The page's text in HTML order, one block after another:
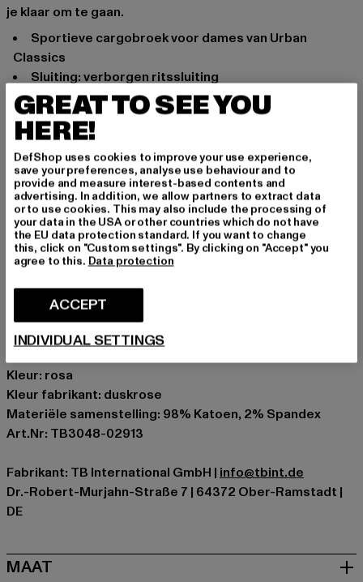
je klaar om te gaan.
Sportieve cargobroek voor dames van Urban
Classics
Sluiting: verborgen ritssluiting
Zijzakken
Afsluitbare achterzakken
Beenzakken met knoopsluiting bieden extra
opbergruimte
Beenvorm die smaller wordt
Elastische manchetten voorkomen vervelend
uitglijden
Robuust katoen zorgt voor langdurig comfort
Gelegenheid: Alledaags, Comfortabel, Normaal, Casual,
Soorten sluitingen: Verborgen ritssluiting
Cut: Regelmatig
Merk: Urban Classics
Kleur: rosa
Kleur fabrikant: duskrose
Materiële samenstelling: 98% Katoen, 2% Spandex
Art.Nr: TB3048-02913
Fabrikant: TB International GmbH | info@tbint.de
Dr.-Robert-Murjahn-Straße 7 | 64372 Ober-Ramstadt |
DE
MAAT
GREAT TO SEE YOU
HERE!
DefShop uses cookies to improve your use experience,
save your preferences, analyse use behaviour and to
provide and measure interest-based contents and
advertising. In addition, we allow partners to extract data
or to use cookies. This may also include the processing of
your data in the USA or other countries which do not have
the EU data protection standard. If you want to change
this, click on "Custom settings". By clicking on "Accept" you
agree to this. Data protection
ACCEPT
INDIVIDUAL SETTINGS